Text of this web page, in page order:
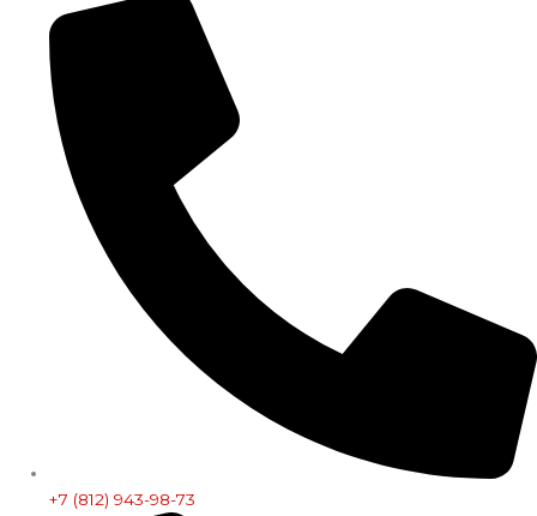
+7 (812) 943-98-73